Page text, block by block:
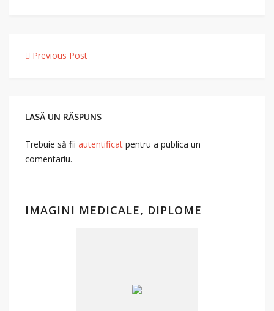
Navigare
Previous Post
LASĂ UN RĂSPUNS
Trebuie să fii autentificat pentru a publica un
comentariu.
IMAGINI MEDICALE, DIPLOME